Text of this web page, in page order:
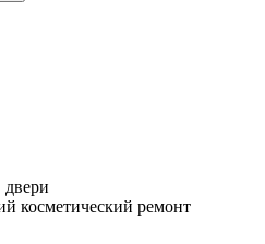
двери
косметический ремонт